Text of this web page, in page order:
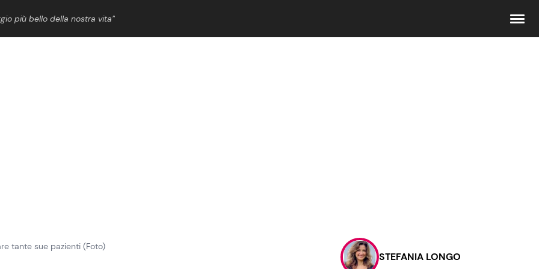
più bello della nostra vita”
Contattaci
Pubblicità
tante sue pazienti (Foto)
STEFANIA LONGO